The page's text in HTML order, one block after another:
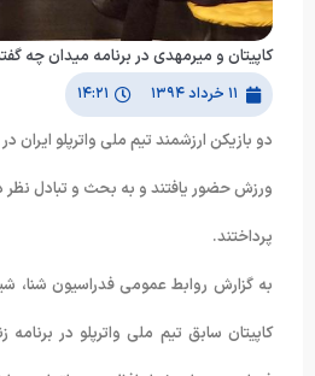
کاپیتان و میرمهدی در برنامه میدان چه
۱۱ خرداد ۱۳۹۴ ۱۴:۲۱
دو بازیکن ارزشمند تیم ملی واترپلو ایران
ورزش حضور یافتند و به بحث و تبادل نظر
پرداختند.
به گزارش روابط عمومی فدراسیون شنا،
کاپیتان سابق تیم ملی واترپلو در برنامه